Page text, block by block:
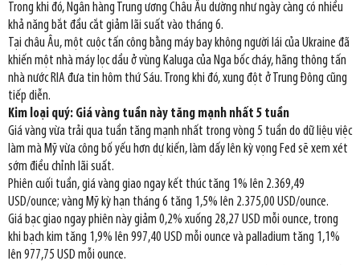
Trong khi đó, Ngân hàng Trung ương Châu Âu dường như ngày càng có nhiều
khả năng bắt đầu cắt giảm lãi suất vào tháng 6.
Tại châu Âu, một cuộc tấn công bằng máy bay không người lái của Ukraine đã
khiến một nhà máy lọc dầu ở vùng Kaluga của Nga bốc cháy, hãng thông tấn
nhà nước RIA đưa tin hôm thứ Sáu. Trong khi đó, xung đột ở Trung Đông cũng
tiếp diễn.
Kim loại quý: Giá vàng tuần này tăng mạnh nhất 5 tuần
Giá vàng vừa trải qua tuần tăng mạnh nhất trong vòng 5 tuần do dữ liệu việc
làm mà Mỹ vừa công bố yếu hơn dự kiến, làm dấy lên kỳ vọng Fed sẽ xem xét
sớm điều chỉnh lãi suất.
Phiên cuối tuần, giá vàng giao ngay kết thúc tăng 1% lên 2.369,49
USD/ounce; vàng Mỹ kỳ hạn tháng 6 tăng 1,5% lên 2.375,00 USD/ounce.
Giá bạc giao ngay phiên này giảm 0,2% xuống 28,27 USD mỗi ounce, trong
khi bạch kim tăng 1,9% lên 997,40 USD mỗi ounce và palladium tăng 1,1%
lên 977,75 USD mỗi ounce.